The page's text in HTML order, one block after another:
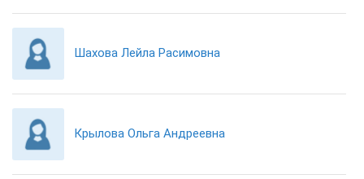
Шахова Лейла Расимовна
Крылова Ольга Андреевна